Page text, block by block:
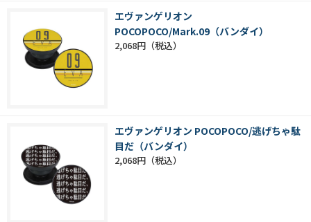
エヴァンゲリオン
POCOPOCO/Mark.09（バンダイ）
2,068円
エヴァンゲリオン POCOPOCO/逃げちゃ駄
目だ（バンダイ）
2,068円